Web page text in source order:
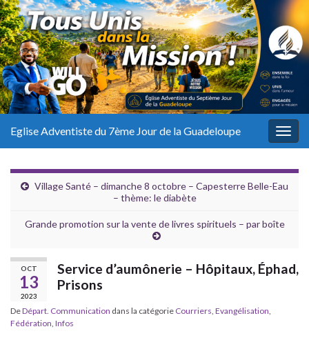
Eglise Adventiste du 7ème Jour de la Guadeloupe
Village Santé – dimanche 8 octobre – Capesterre Belle-Eau
– thème: le diabète
Grande promotion sur la vente de livres spirituels – par boîte
OCT
13
2023
Service d’aumônerie – Hôpitaux, Éphad,
Prisons
DeDépart. Communication dans la catégorie Courriers, Evangélisation,
Fédération, Infos